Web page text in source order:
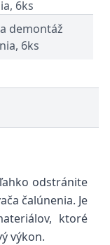
demontáž
6ks
odstránite
čalúnenia. Je
ktoré
výkon.